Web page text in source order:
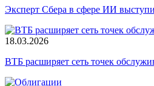
Эксперт Сбера в сфере ИИ
18.03.2026
ВТБ расширяет сеть точек